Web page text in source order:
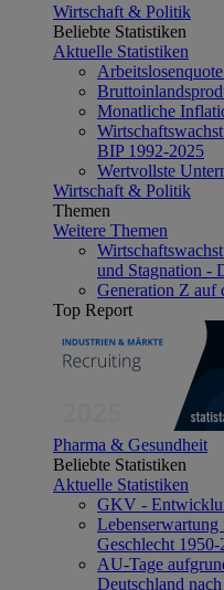
Wirtschaft & Politik
Beliebte Statistiken
Aktuelle Statistiken
Monatliche
BIP 1992-2025
Wertvollste
Wirtschaft & Politik
Themen
Weitere Themen
und Stagnation -
Generation Z auf
Top Report
Pharma & Gesundheit
Beliebte Statistiken
Aktuelle Statistiken
GKV -
Geschlecht 1950-
AU-Tage
Deutschland